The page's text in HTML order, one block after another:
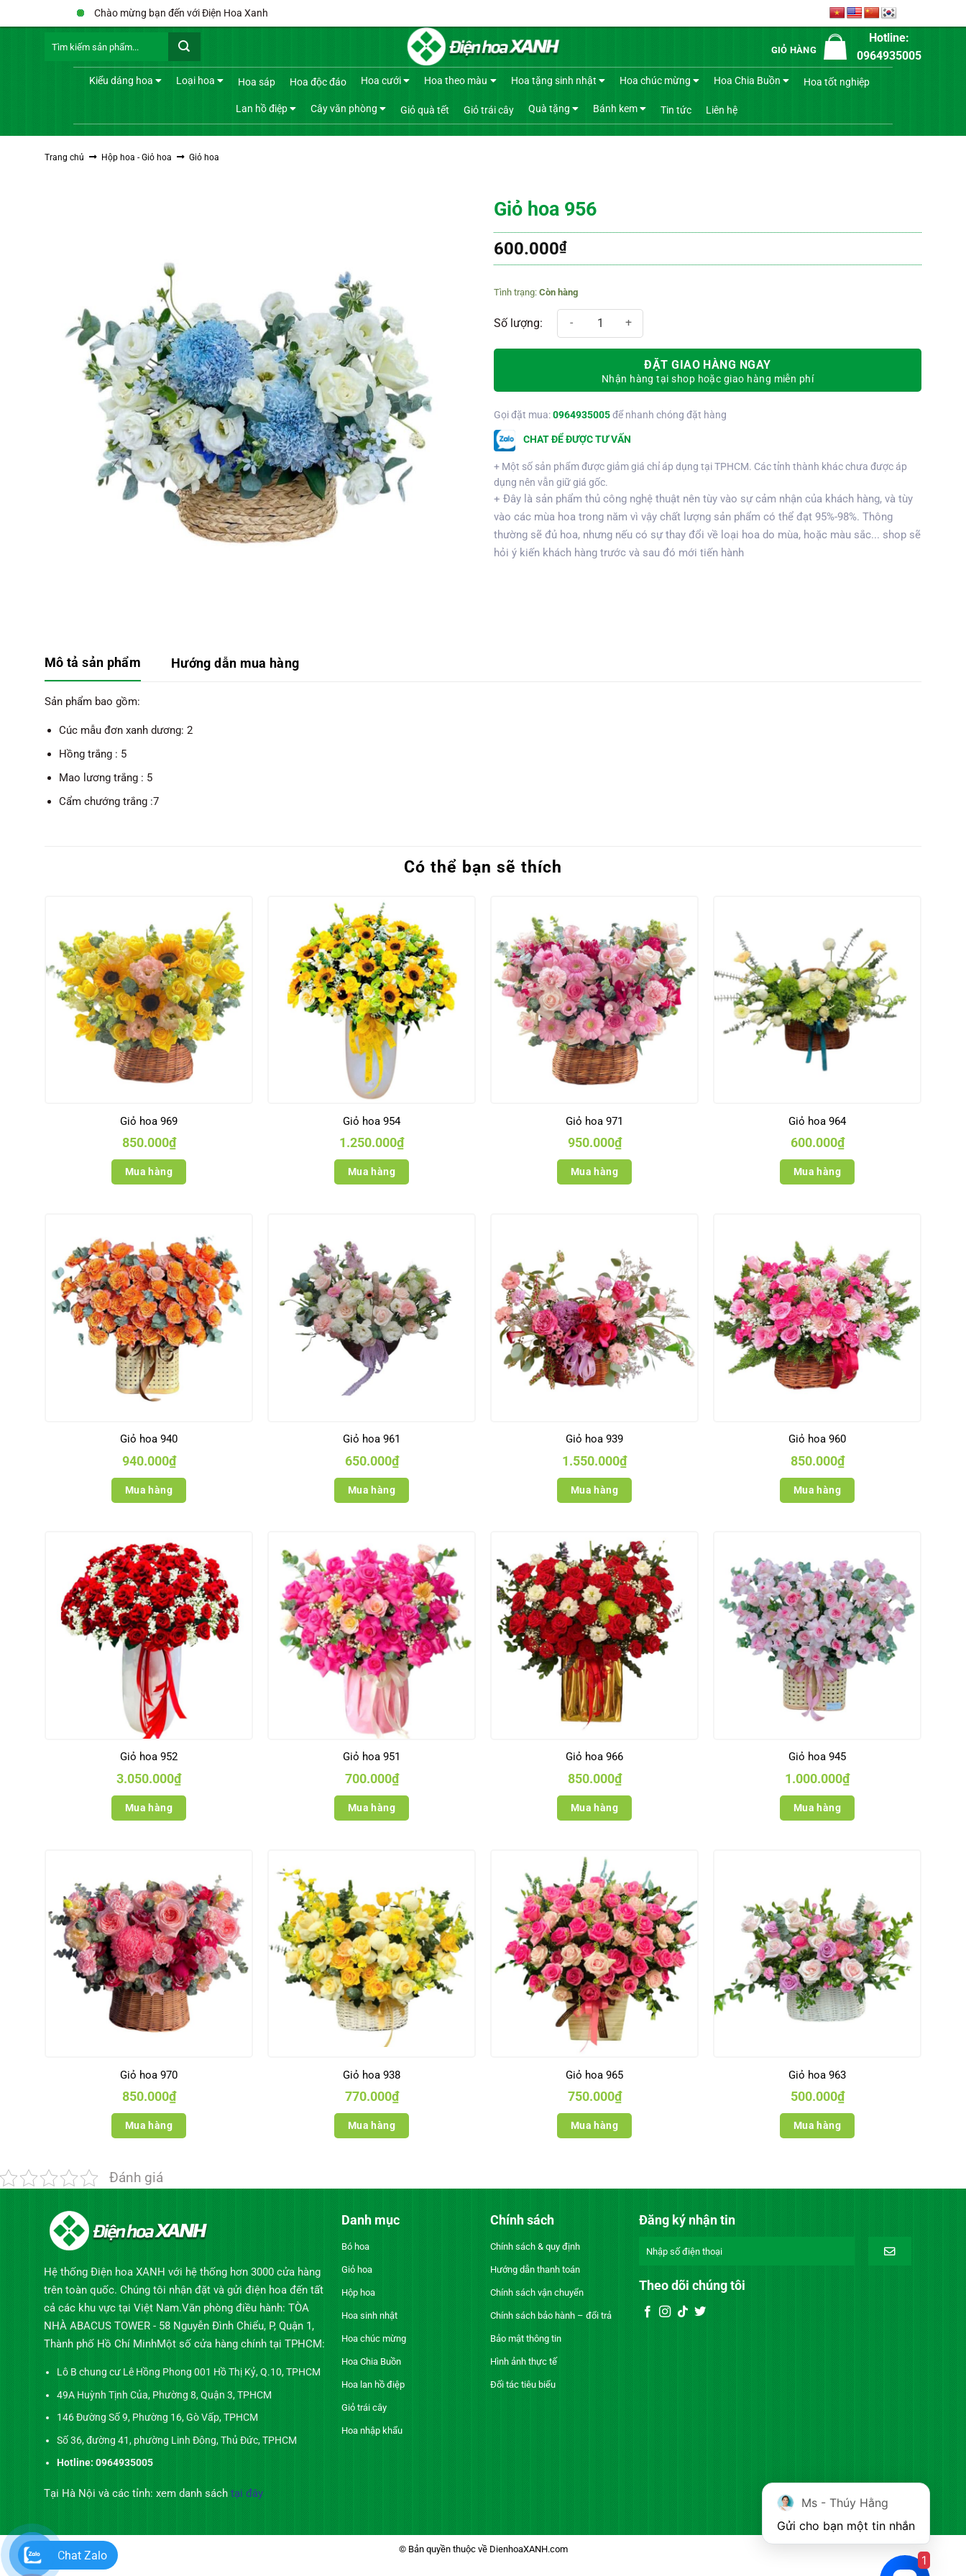
qua
Chào mừng bạn đến với Điện Hoa Xanh
kiếm:
GIỎ HÀNG
Hotline:
0964935005
Kiểu dáng hoa Loại hoa Hoa sáp Hoa độc đáo Hoa cưới Hoa theo màu Hoa tặng sinh nhật Hoa chúc mừng Hoa Chia Buồn Hoa tốt nghiệp
Lan hồ điệp Cây văn phòng Giỏ quà tết Giỏ trái cây Quà tặng Bánh kem Tin tức Liên hệ
Trang chủ Hộp hoa - Giỏ hoa Giỏ hoa
Giỏ hoa 956
600.000₫
Còn hàng
Giỏ hoa 956 số lượng
ĐẶT GIAO HÀNG NGAY
Nhận hàng tại shop hoặc giao hàng miễn phí
Gọi đặt mua:0964935005để nhanh chóng đặt hàng
CHAT ĐỂ ĐƯỢC TƯ VẤN
+ Một số sản phẩm được giảm giá chỉ áp dụng tại TPHCM. Các tỉnh thành khác chưa được áp
dụng nên vẫn giữ giá gốc.
+ Đây là sản phẩm thủ công nghệ thuật nên tùy vào sự cảm nhận của khách hàng, và tùy
vào các mùa hoa trong năm vì vậy chất lượng sản phẩm có thể đạt 95%-98%. Thông
thường sẽ đủ hoa, nhưng nếu có sự thay đổi về loại hoa do mùa, hoặc màu sắc... shop sẽ
hỏi ý kiến khách hàng trước và sau đó mới tiến hành
Mô tả sản phẩm Hướng dẫn mua hàng
Sản phẩm bao gồm:
Cúc mẫu đơn xanh dương: 2
Hồng trắng : 5
Mao lương trắng : 5
Cẩm chướng trắng :7
Có thể bạn sẽ thích
Giỏ hoa 969
850.000₫
Mua hàng
Giỏ hoa 954
1.250.000₫
Mua hàng
Giỏ hoa 971
950.000₫
Mua hàng
Giỏ hoa 964
600.000₫
Mua hàng
Giỏ hoa 940
940.000₫
Mua hàng
Giỏ hoa 961
650.000₫
Mua hàng
Giỏ hoa 939
1.550.000₫
Mua hàng
Giỏ hoa 960
850.000₫
Mua hàng
Giỏ hoa 952
3.050.000₫
Mua hàng
Giỏ hoa 951
700.000₫
Mua hàng
Giỏ hoa 966
850.000₫
Mua hàng
Giỏ hoa 945
1.000.000₫
Mua hàng
Giỏ hoa 970
850.000₫
Mua hàng
Giỏ hoa 938
770.000₫
Mua hàng
Giỏ hoa 965
750.000₫
Mua hàng
Giỏ hoa 963
500.000₫
Mua hàng
Đánh giá
Hệ thống Điện hoa XANH với hệ thống hơn 3000 cửa hàng
trên toàn quốc. Chúng tôi nhận đặt và gửi điện hoa đến tất
cả các khu vực tại Việt Nam.Văn phòng điều hành: TÒA
NHÀ ABACUS TOWER - 58 Nguyễn Đình Chiểu, P, Quận 1,
Thành phố Hồ Chí MinhMột số cửa hàng chính tại TPHCM:
Lô B chung cư Lê Hồng Phong 001 Hồ Thị Kỷ, Q.10, TPHCM
49A Huỳnh Tịnh Của, Phường 8, Quận 3, TPHCM
146 Đường Số 9, Phường 16, Gò Vấp, TPHCM
Số 36, đường 41, phường Linh Đông, Thủ Đức, TPHCM
Hotline: 0964935005
Tại Hà Nội và các tỉnh: xem danh sách tại đây
Danh mục
Bó hoa
Giỏ hoa
Hộp hoa
Hoa sinh nhật
Hoa chúc mừng
Hoa Chia Buồn
Hoa lan hồ điệp
Giỏ trái cây
Hoa nhập khẩu
Chính sách
Chính sách & quy định
Hướng dẫn thanh toán
Chính sách vận chuyển
Chính sách bảo hành – đổi trả
Bảo mật thông tin
Hình ảnh thực tế
Đối tác tiêu biểu
Đăng ký nhận tin
Theo dõi chúng tôi
© Bản quyền thuộc về DienhoaXANH.com
Chat Zalo
Ms - Thúy Hằng
Gửi cho bạn một tin nhắn
1